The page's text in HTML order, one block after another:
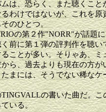
は、恐らく、また聴くこ
わけではないが、これを
のひとつ。
の第２作"NORR"が話題
前に第１弾の評判作を聴
ことが多い。そりゃあ、
ら、過去よりも現在の方
まには、そうでない稀なケ
の書いた曲だ。
いる。